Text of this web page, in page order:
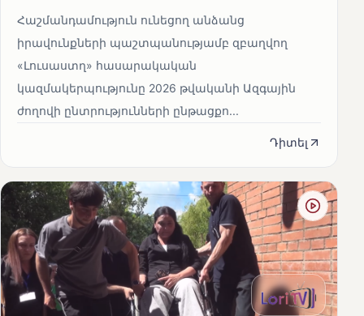
Հաշմանդամություն ունեցող անձանց
իրավունքների պաշտպանությամբ զբաղվող
«Լուսաստղ» հասարակական
կազմակերպությունը 2026 թվականի Ազգային
ժողովի ընտրությունների ընթացքո...
Դիտել